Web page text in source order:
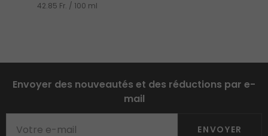
42.85 Fr. / 100 ml
Envoyer des nouveautés et des réductions par e-
mail
ENVOYER